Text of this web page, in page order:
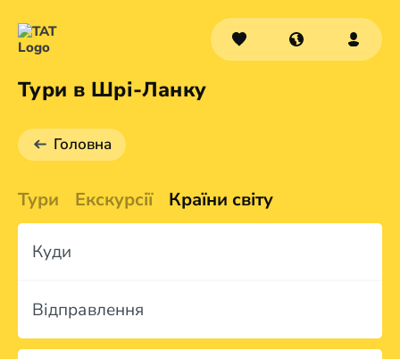
Тури в Шрі-Ланку
Головна
Тури Екскурсії Країни світу
Куди
Відправлення